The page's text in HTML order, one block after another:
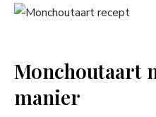
Monchoutaart
manier